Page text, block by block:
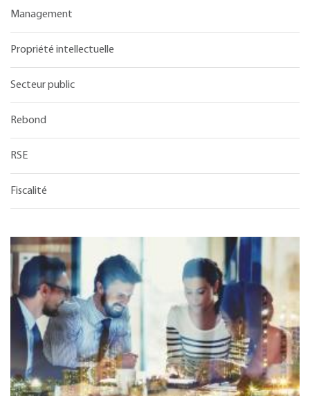
Management
Propriété intellectuelle
Secteur public
Rebond
RSE
Fiscalité